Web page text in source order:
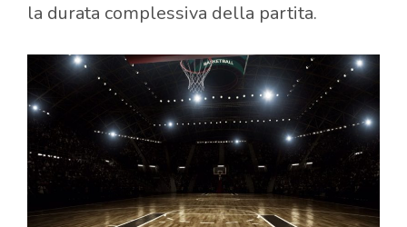
la durata complessiva della partita.